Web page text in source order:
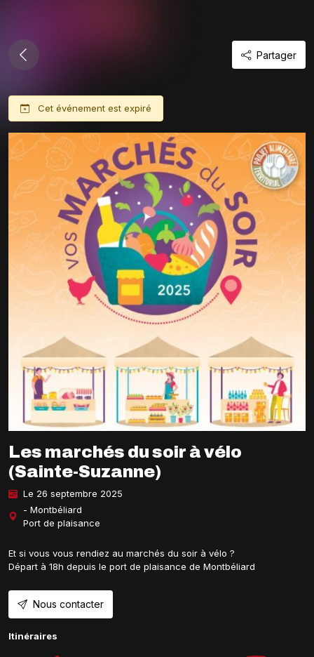
Partager
Cet événement est expiré
Les marchés du soir à vélo
(Sainte-Suzanne)
Le 26 septembre 2025
- Montbéliard
Port de plaisance
Et si vous vous rendiez au marchés du soir à vélo ?
Départ à 18h depuis le port de plaisance de Montbéliard
Nous contacter
Itinéraires